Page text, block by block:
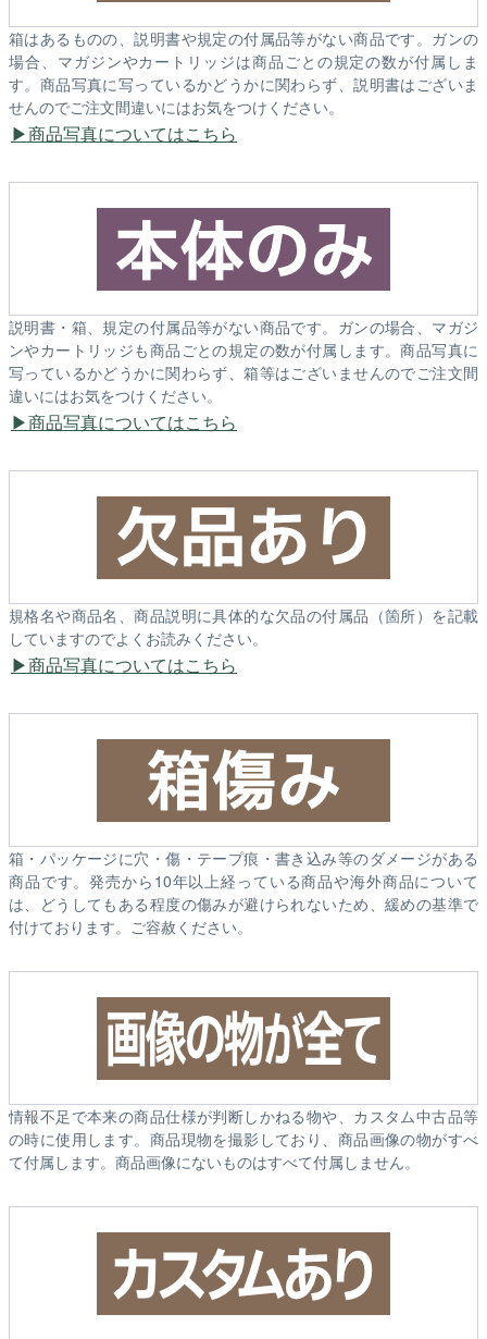
箱はあるものの、説明書や規定の付属品等がない商品です。ガンの
場合、マガジンやカートリッジは商品ごとの規定の数が付属しま
す。商品写真に写っているかどうかに関わらず、説明書はございま
せんのでご注文間違いにはお気をつけください。
商品写真についてはこちら
説明書・箱、規定の付属品等がない商品です。ガンの場合、マガジ
ンやカートリッジも商品ごとの規定の数が付属します。商品写真に
写っているかどうかに関わらず、箱等はございませんのでご注文間
違いにはお気をつけください。
商品写真についてはこちら
規格名や商品名、商品説明に具体的な欠品の付属品（箇所）を記載
していますのでよくお読みください。
商品写真についてはこちら
箱・パッケージに穴・傷・テープ痕・書き込み等のダメージがある
商品です。発売から10年以上経っている商品や海外商品について
は、どうしてもある程度の傷みが避けられないため、緩めの基準で
付けております。ご容赦ください。
情報不足で本来の商品仕様が判断しかねる物や、カスタム中古品等
の時に使用します。商品現物を撮影しており、商品画像の物がすべ
て付属します。商品画像にないものはすべて付属しません。